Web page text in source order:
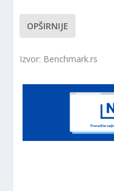
OPŠIRNIJE
Izvor: Benchmark.rs